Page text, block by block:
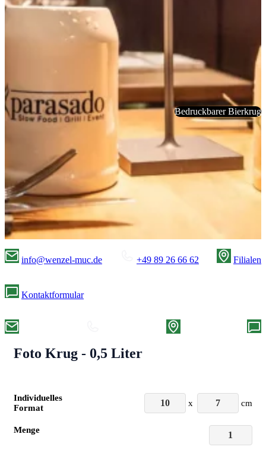
Bedruckbarer Bierkrug
info@wenzel-muc.de +49 89 26 66 62 Filialen
Kontaktformular
Foto Krug - 0,5 Liter
Individuelles
Format
x cm
Menge